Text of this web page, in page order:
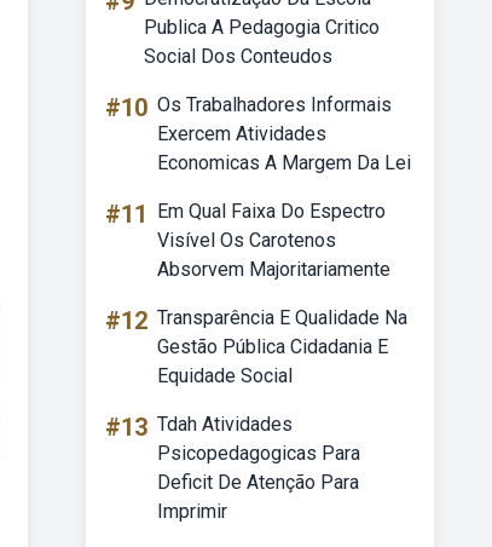
Publica A Pedagogia Critico
Social Dos Conteudos
#10 Os Trabalhadores Informais
Exercem Atividades
Economicas A Margem Da Lei
#11
Em Qual Faixa Do Espectro
Visível Os Carotenos
Absorvem Majoritariamente
#12 Transparência E Qualidade Na
Gestão Pública Cidadania E
Equidade Social
#13 Tdah Atividades
Psicopedagogicas Para
Deficit De Atenção Para
Imprimir